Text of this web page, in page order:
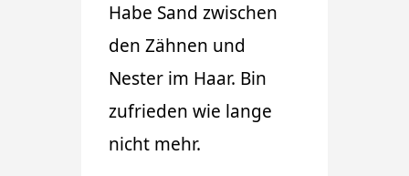
Habe Sand zwischen
den Zähnen und
Nester im Haar. Bin
zufrieden wie lange
nicht mehr.